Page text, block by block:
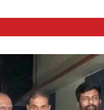
നേതാവ് ബി ബി
ചികിത്സയും